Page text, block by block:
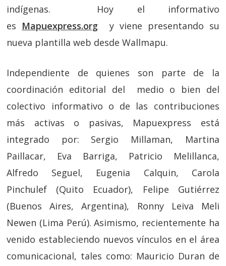
indígenas. Hoy el informativo
es Mapuexpress.org y viene presentando su
nueva plantilla web desde Wallmapu.
Independiente de quienes son parte de la
coordinación editorial del medio o bien del
colectivo informativo o de las contribuciones
más activas o pasivas, Mapuexpress está
integrado por: Sergio Millaman, Martina
Paillacar, Eva Barriga, Patricio Melillanca,
Alfredo Seguel, Eugenia Calquin, Carola
Pinchulef (Quito Ecuador), Felipe Gutiérrez
(Buenos Aires, Argentina), Ronny Leiva Meli
Newen (Lima Perú). Asimismo, recientemente ha
venido estableciendo nuevos vínculos en el área
comunicacional, tales como: Mauricio Duran de